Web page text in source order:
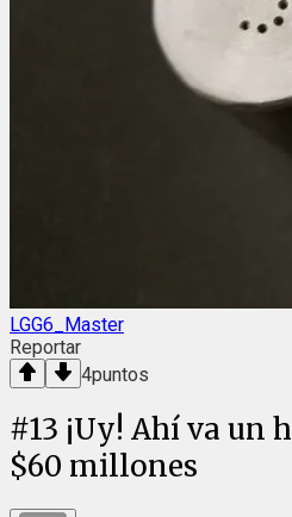
LGG6_Master
Reportar
4puntos
#13 ¡Uy! Ahí va un
$60 millones